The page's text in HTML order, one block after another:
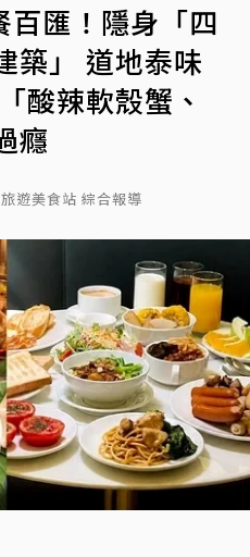
匯！隱身「四
築」 道地泰味
酸辣軟殼蟹、
癮
遊美食站 綜合報導